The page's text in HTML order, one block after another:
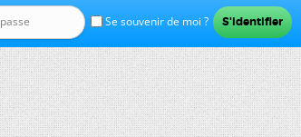
Se souvenir de moi ?